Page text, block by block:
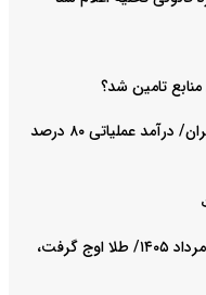
تامین شد؟
تغییر مثبت در عملکرد مالی بانک صادرات ایران/ درآمد عملیاتی ۸۰ درصد
آخرین قیمت طلا و سکه امروز پنجشنبه ۱۵ مرداد ۱۴۰۵/ طلا اوج گرفت،